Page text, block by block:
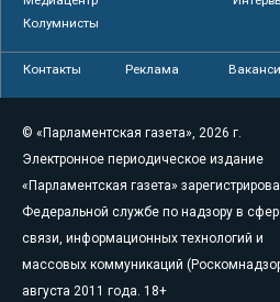
Колумнисты
Контакты Реклама
© «Парламентская газета», 2026 г.
Электронное периодическое издание
«Парламентская газета»
Федеральной службе по надзору в
связи, информационных технологий и
массовых коммуникаций
августа 2011 года. 18+